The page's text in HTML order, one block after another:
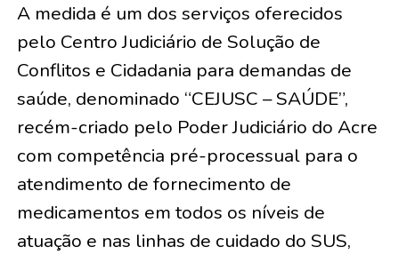
A medida é um dos serviços oferecidos
pelo Centro Judiciário de Solução de
Conflitos e Cidadania para demandas de
saúde, denominado “CEJUSC – SAÚDE”,
recém-criado pelo Poder Judiciário do Acre
com competência pré-processual para o
atendimento de fornecimento de
medicamentos em todos os níveis de
atuação e nas linhas de cuidado do SUS,